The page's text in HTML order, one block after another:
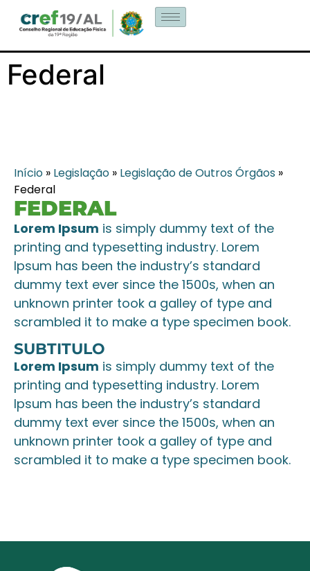
Federal
Início » Legislação » Legislação de Outros Órgãos »
Federal
FEDERAL
Lorem Ipsum is simply dummy text of the
printing and typesetting industry. Lorem
Ipsum has been the industry’s standard
dummy text ever since the 1500s, when an
unknown printer took a galley of type and
scrambled it to make a type specimen book.
SUBTITULO
Lorem Ipsum is simply dummy text of the
printing and typesetting industry. Lorem
Ipsum has been the industry’s standard
dummy text ever since the 1500s, when an
unknown printer took a galley of type and
scrambled it to make a type specimen book.